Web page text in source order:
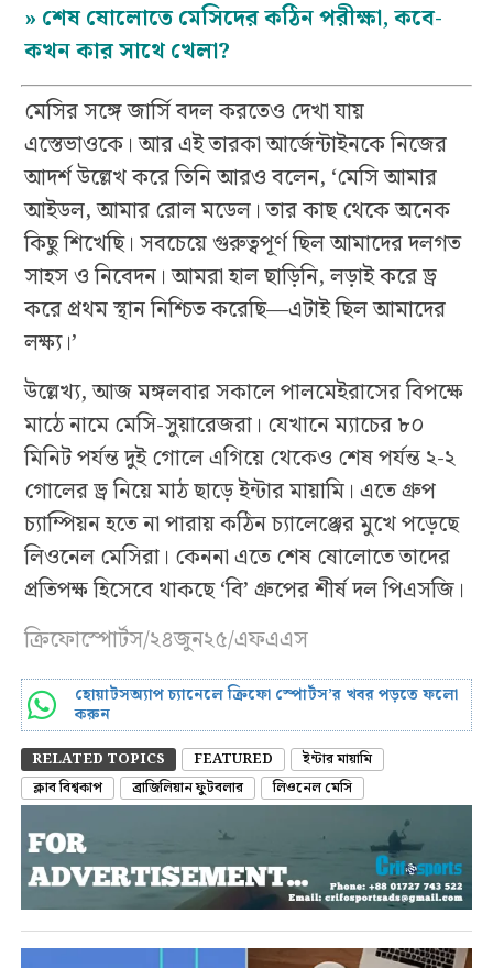
» শেষ ষোলোতে মেসিদের কঠিন পরীক্ষা, কবে-
কখন কার সাথে খেলা?
মেসির সঙ্গে জার্সি বদল করতেও দেখা যায়
এস্তেভাওকে। আর এই তারকা আর্জেন্টাইনকে নিজের
আদর্শ উল্লেখ করে তিনি আরও বলেন, ‘মেসি আমার
আইডল, আমার রোল মডেল। তার কাছ থেকে অনেক
কিছু শিখেছি। সবচেয়ে গুরুত্বপূর্ণ ছিল আমাদের দলগত
সাহস ও নিবেদন। আমরা হাল ছাড়িনি, লড়াই করে ড্র
করে প্রথম স্থান নিশ্চিত করেছি—এটাই ছিল আমাদের
লক্ষ্য।’
উল্লেখ্য, আজ মঙ্গলবার সকালে পালমেইরাসের বিপক্ষে
মাঠে নামে মেসি-সুয়ারেজরা। যেখানে ম্যাচের ৮০
মিনিট পর্যন্ত দুই গোলে এগিয়ে থেকেও শেষ পর্যন্ত ২-২
গোলের ড্র নিয়ে মাঠ ছাড়ে ইন্টার মায়ামি। এতে গ্রুপ
চ্যাম্পিয়ন হতে না পারায় কঠিন চ্যালেঞ্জের মুখে পড়েছে
লিওনেল মেসিরা। কেননা এতে শেষ ষোলোতে তাদের
প্রতিপক্ষ হিসেবে থাকছে ‘বি’ গ্রুপের শীর্ষ দল পিএসজি।
ক্রিফোস্পোর্টস/২৪জুন২৫/এফএএস
হোয়াটসঅ্যাপ চ্যানেলে ক্রিফো স্পোর্টস’র খবর পড়তে ফলো
করুন
RELATED TOPICS FEATURED
ইন্টার মায়ামি
ক্লাব বিশ্বকাপ
ব্রাজিলিয়ান ফুটবলার লিওনেল মেসি